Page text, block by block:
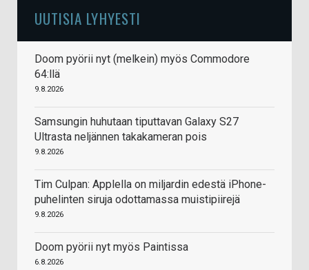
UUTISIA LYHYESTI
Doom pyörii nyt (melkein) myös Commodore
64:llä
9.8.2026
Samsungin huhutaan tiputtavan Galaxy S27
Ultrasta neljännen takakameran pois
9.8.2026
Tim Culpan: Applella on miljardin edestä iPhone-
puhelinten siruja odottamassa muistipiirejä
9.8.2026
Doom pyörii nyt myös Paintissa
6.8.2026